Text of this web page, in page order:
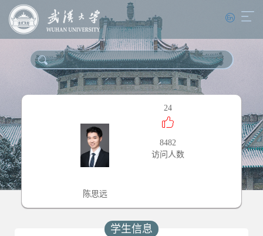
陈思远
24
8482
访问人数
学生信息